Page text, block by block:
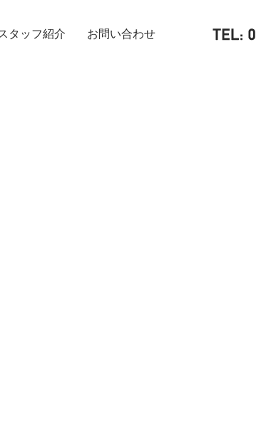
タッフ紹介 お問い合わせ